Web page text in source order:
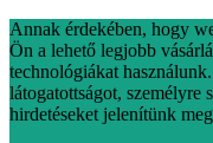
Annak érdekében, hogy
Ön a lehető legjobb
technológiákat
látogatottságot, személyre
hirdetéseket jelenítünk